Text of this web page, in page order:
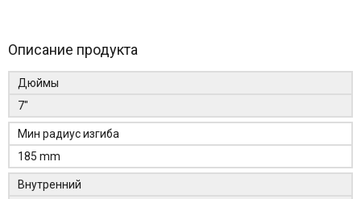
Описание продукта
Дюймы
7"
Мин радиус изгиба
185 mm
Внутренний